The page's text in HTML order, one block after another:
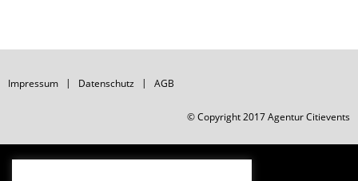
Impressum Datenschutz AGB
© Copyright 2017 Agentur Citievents